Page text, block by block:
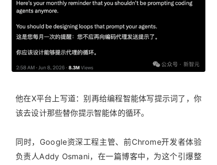
他在X平台上写道：别再给编程智能体写提示词了，你
该去设计那些替你提示智能体的循环。
同时，Google资深工程主管、前Chrome开发者体验
负责人Addy Osmani，在一篇博客中，为这个引爆整